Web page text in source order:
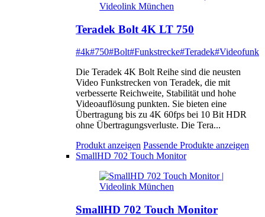
Teradek Bolt 4K LT 750
#4k#750#Bolt#Funkstrecke#Teradek#Videofunk
Die Teradek 4K Bolt Reihe sind die neusten
Video Funkstrecken von Teradek, die mit
verbesserte Reichweite, Stabilität und hohe
Videoauflösung punkten. Sie bieten eine
Übertragung bis zu 4K 60fps bei 10 Bit HDR
ohne Übertragungsverluste. Die Tera...
Produkt anzeigen Passende Produkte anzeigen
SmallHD 702 Touch Monitor
SmallHD 702 Touch Monitor